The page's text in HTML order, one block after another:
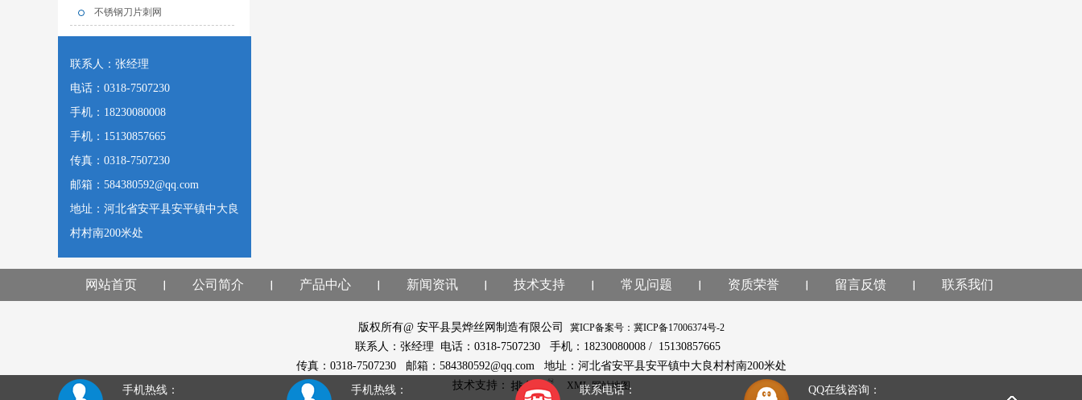
不锈钢刀片刺网
联系人：张经理
电话：0318-7507230
手机：18230080008
手机：15130857665
传真：0318-7507230
邮箱：584380592@qq.com
地址：河北省安平县安平镇中大良
村村南200米处
网站首页 公司简介 产品中心 新闻资讯 技术支持 常见问题 资质荣誉 留言反馈 联系我们
版权所有@ 安平县昊烨丝网制造有限公司 冀ICP备案号：冀ICP备17006374号-2
联系人：张经理 电话：0318-7507230 手机：18230080008 / 15130857665
传真：0318-7507230 邮箱：584380592@qq.com 地址：河北省安平县安平镇中大良村村南200米处
技术支持：
XML 网站地图
手机热线： 手机热线： 联系电话： QQ在线咨询：